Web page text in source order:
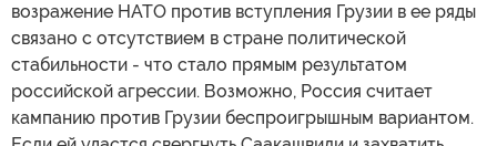
возражение НАТО против вступления Грузии в ее ряды
связано с отсутствием в стране политической
стабильности - что стало прямым результатом
российской агрессии. Возможно, Россия считает
кампанию против Грузии беспроигрышным вариантом.